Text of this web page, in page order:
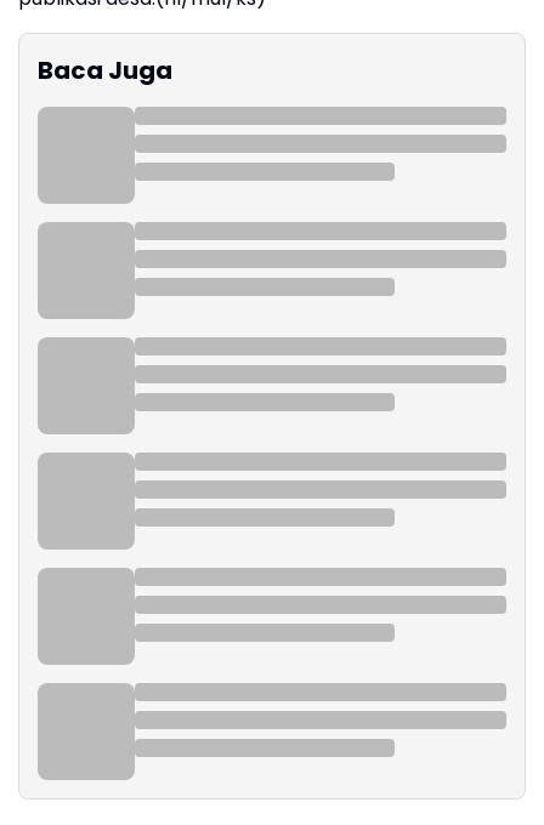
Baca Juga